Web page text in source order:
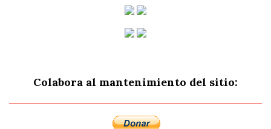
Colabora al mantenimiento del sitio: